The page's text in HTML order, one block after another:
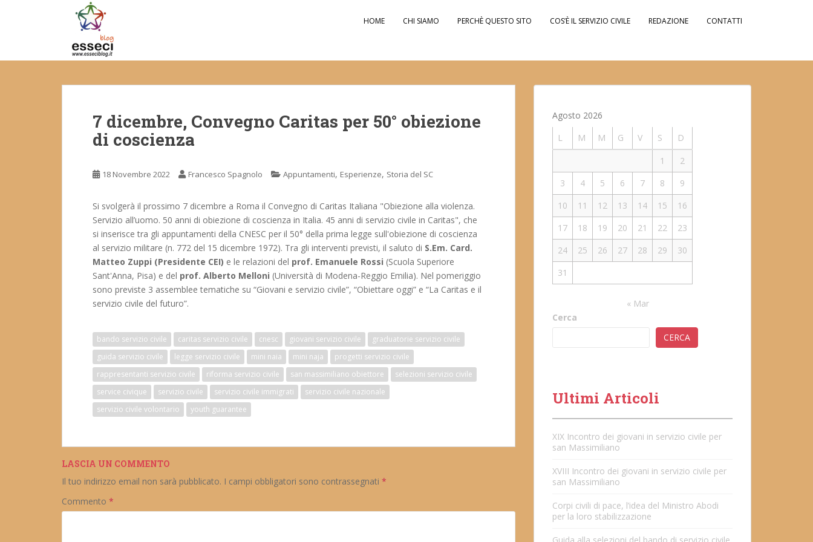
t
HOME CHI SIAMO PERCHÈ QUESTO SITO COS’È IL SERVIZIO CIVILE REDAZIONE CONTATTI
7 dicembre, Convegno Caritas per 50° obiezione
di coscienza
18 Novembre 2022 Francesco Spagnolo Appuntamenti, Esperienze, Storia del SC
Si svolgerà il prossimo 7 dicembre a Roma il Convegno di Caritas Italiana "Obiezione alla violenza.
Servizio all’uomo. 50 anni di obiezione di coscienza in Italia. 45 anni di servizio civile in Caritas", che
si inserisce tra gli appuntamenti della CNESC per il 50° della prima legge sull'obiezione di coscienza
al servizio militare (n. 772 del 15 dicembre 1972). Tra gli interventi previsti, il saluto di S.Em. Card.
Matteo Zuppi (Presidente CEI) e le relazioni del prof. Emanuele Rossi (Scuola Superiore
Sant'Anna, Pisa) e del prof. Alberto Melloni (Università di Modena-Reggio Emilia). Nel pomeriggio
sono previste 3 assemblee tematiche su “Giovani e servizio civile”, “Obiettare oggi” e “La Caritas e il
servizio civile del futuro”.
bando servizio civile caritas servizio civile cnesc giovani servizio civile
graduatorie servizio civile
guida servizio civile
legge servizio civile mini naia mini naja
progetti servizio civile
rappresentanti servizio civile
riforma servizio civile san massimiliano obiettore
selezioni servizio civile
service civique
servizio civile servizio civile immigrati
servizio civile nazionale
servizio civile volontario
youth guarantee
LASCIA UN COMMENTO
Il tuo indirizzo email non sarà pubblicato. I campi obbligatori sono contrassegnati *
Commento *
Agosto 2026
L
M M G V S
D
1
2
3
4 5 6 7 8
9
10
11 12 13 14 15
16
17
18 19 20 21 22
23
24
25 26 27 28 29
30
31
« Mar
Cerca
CERCA
Ultimi Articoli
XIX Incontro dei giovani in servizio civile per
san Massimiliano
XVIII Incontro dei giovani in servizio civile per
san Massimiliano
Corpi civili di pace, l’idea del Ministro Abodi
per la loro stabilizzazione